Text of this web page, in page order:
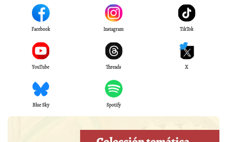
Facebook Instagram TikTok
YouTube Threads X
Blue Sky Spotify